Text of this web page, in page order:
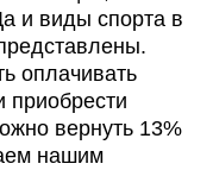
и виды спорта в
оплачивать
приобрести
вернуть 13%
нашим